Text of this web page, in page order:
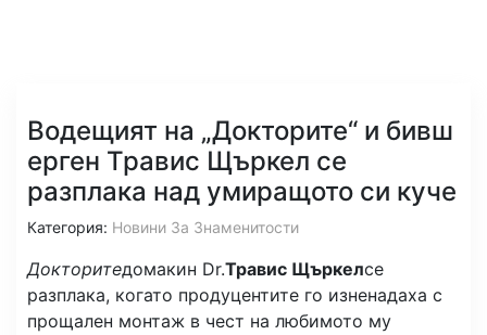
Водещият на „Докторите“ и бивш
ерген Травис Щъркел се
разплака над умиращото си куче
Категория: Новини За Знаменитости
Докторитедомакин Dr.Травис Щъркелсе
разплака, когато продуцентите го изненадаха с
прощален монтаж в чест на любимото му